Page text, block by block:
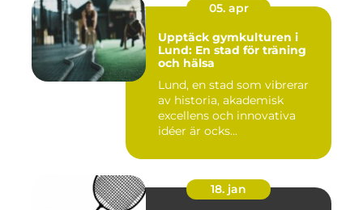
05. apr
Upptäck gymkulturen i
Lund: En stad för träning
och hälsa
Lund, en stad som vibrerar
av historia, akademisk
excellens och innovativa
idéer är ocks...
18. jan